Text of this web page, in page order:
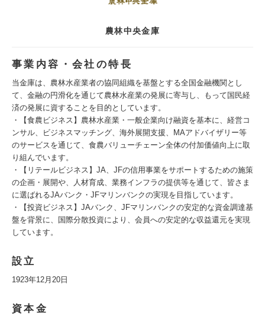
農林中央金庫
事業内容・会社の特長
当金庫は、農林水産業者の協同組織を基盤とする全国金融機関とし
て、金融の円滑化を通じて農林水産業の発展に寄与し、もって国民経
済の発展に資することを目的としています。
・【食農ビジネス】農林水産業・一般企業向け融資を基本に、経営コ
ンサル、ビジネスマッチング、海外展開支援、MAアドバイザリー等
のサービスを通じて、食農バリューチェーン全体の付加価値向上に取
り組んでいます。
・【リテールビジネス】JA、JFの信用事業をサポートするための施策
の企画・展開や、人材育成、業務インフラの提供等を通じて、皆さま
に選ばれるJAバンク・JFマリンバンクの実現を目指しています。
・【投資ビジネス】JAバンク、JFマリンバンクの安定的な資金調達基
盤を背景に、国際分散投資により、会員への安定的な収益還元を実現
しています。
設立
1923年12月20日
資本金